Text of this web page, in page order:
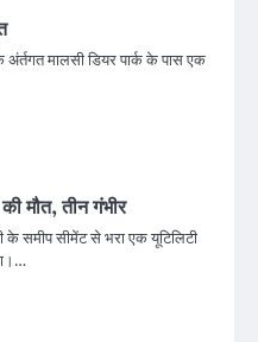
अंर्तगत मालसी डियर पार्क के पास एक
मौत, तीन गंभीर
के समीप सीमेंट से भरा एक यूटिलिटी